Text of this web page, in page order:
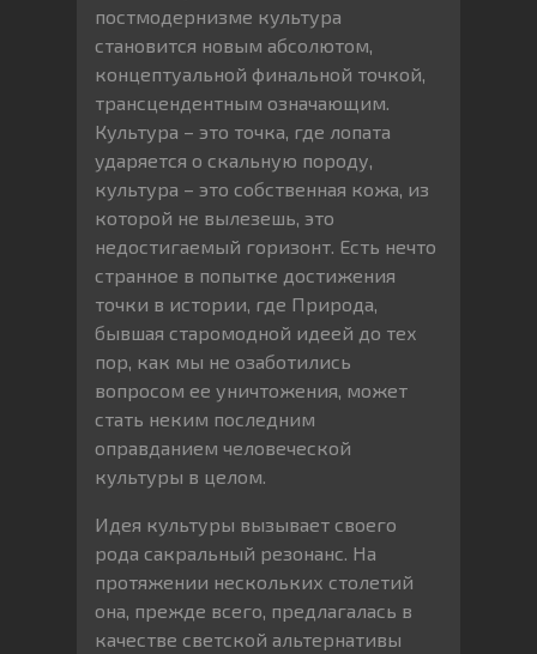
постмодернизме культура
становится новым абсолютом,
концептуальной финальной точкой,
трансцендентным означающим.
Культура – это точка, где лопата
ударяется о скальную породу,
культура – это собственная кожа, из
которой не вылезешь, это
недостигаемый горизонт. Есть нечто
странное в попытке достижения
точки в истории, где Природа,
бывшая старомодной идеей до тех
пор, как мы не озаботились
вопросом ее уничтожения, может
стать неким последним
оправданием человеческой
культуры в целом.
Идея культуры вызывает своего
рода сакральный резонанс. На
протяжении нескольких столетий
она, прежде всего, предлагалась в
качестве светской альтернативы